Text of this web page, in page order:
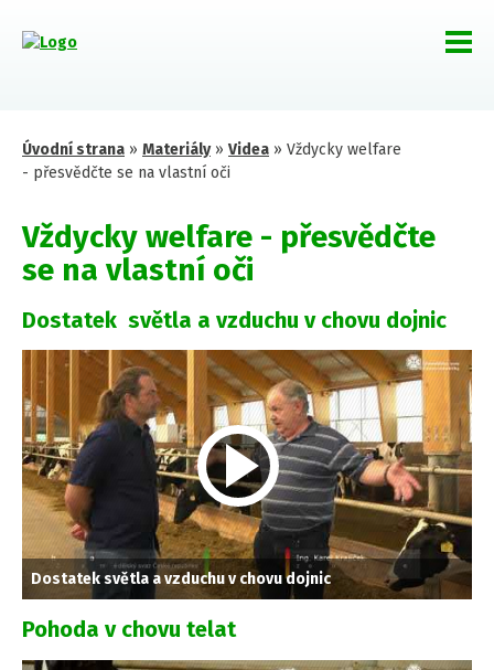
Úvodní strana » Materiály» Videa » Vždycky welfare
- přesvědčte se na vlastní oči
Vždycky welfare - přesvědčte
se na vlastní oči
Dostatek světla a vzduchu v chovu dojnic
Dostatek světla a vzduchu v chovu dojnic
Pohoda v chovu telat